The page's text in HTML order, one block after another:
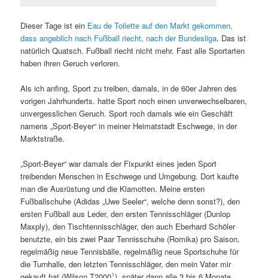
Dieser Tage ist ein Eau de Toilette auf den Markt gekommen,
dass angeblich nach Fußball riecht, nach der Bundesliga. Das ist
natürlich Quatsch. Fußball riecht nicht mehr. Fast alle Sportarten
haben ihren Geruch verloren.
Als ich anfing, Sport zu treiben, damals, in de 60er Jahren des
vorigen Jahrhunderts. hatte Sport noch einen unverwechselbaren,
unvergesslichen Geruch. Sport roch damals wie ein Geschäft
namens „Sport-Beyer“ in meiner Heimatstadt Eschwege, in der
Marktstraße.
„Sport-Beyer“ war damals der Fixpunkt eines jeden Sport
treibenden Menschen in Eschwege und Umgebung. Dort kaufte
man die Ausrüstung und die Klamotten. Meine ersten
Fußballschuhe (Adidas „Uwe Seeler“, welche denn sonst?), den
ersten Fußball aus Leder, den ersten Tennisschläger (Dunlop
Maxply), den Tischtennisschläger, den auch Eberhard Schöler
benutzte, ein bis zwei Paar Tennisschuhe (Romika) pro Saison,
regelmäßig neue Tennisbälle, regelmäßig neue Sportschuhe für
die Turnhalle, den letzten Tennisschläger, den mein Vater mir
1